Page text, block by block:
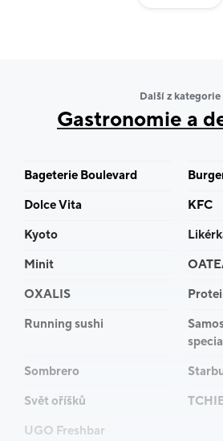
přístupem vznikla značka, která
vyhledávaným místem pro
Další z kategorie
Gastronomie a
Bageterie Boulevard
Dolce Vita
KFC
Kyoto
Minit
OXALIS
Running sushi
Sombrero
Svět oříšků
UGO Freshbar